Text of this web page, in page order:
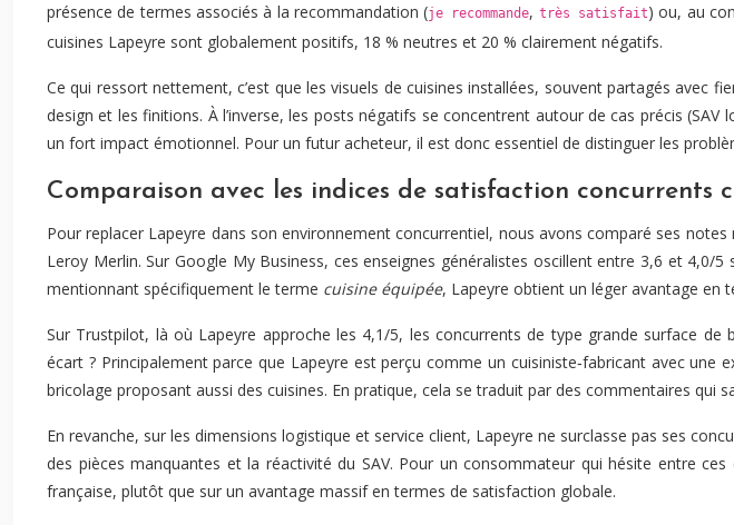
présence de termes associés à la recommandation (je recommande, très satisfait) ou, au
cuisines Lapeyre sont globalement positifs, 18 % neutres et 20 % clairement négatifs.
Ce qui ressort nettement, c’est que les visuels de cuisines installées, souvent partagés
design et les finitions. À l’inverse, les posts négatifs se concentrent autour de cas précis
un fort impact émotionnel. Pour un futur acheteur, il est donc essentiel de distinguer les
Comparaison avec les indices de satisfaction concurrents
Pour replacer Lapeyre dans son environnement concurrentiel, nous avons comparé ses
Leroy Merlin. Sur Google My Business, ces enseignes généralistes oscillent entre 3,6 et 4,0/
mentionnant spécifiquement le terme cuisine équipée, Lapeyre obtient un léger avantage en
Sur Trustpilot, là où Lapeyre approche les 4,1/5, les concurrents de type grande surface
écart ? Principalement parce que Lapeyre est perçu comme un cuisiniste‑fabricant avec
bricolage proposant aussi des cuisines. En pratique, cela se traduit par des commentaires qui
En revanche, sur les dimensions logistique et service client, Lapeyre ne surclasse pas ses
des pièces manquantes et la réactivité du SAV. Pour un consommateur qui hésite entre
française, plutôt que sur un avantage massif en termes de satisfaction globale.